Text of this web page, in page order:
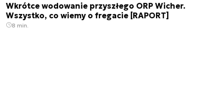
Wkrótce wodowanie przyszłego ORP Wicher.
Wszystko, co wiemy o fregacie [RAPORT]
8 min.